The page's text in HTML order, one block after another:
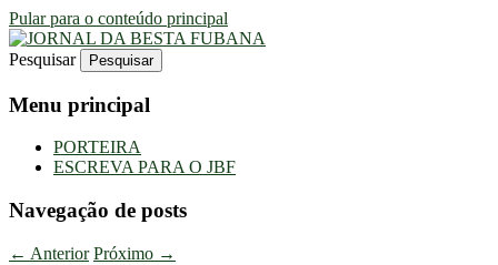
Pular para o conteúdo principal
JORNAL DA BESTA FUBANA
Uma Gazeta Escrota
Pesquisar
Menu principal
PORTEIRA
ESCREVA PARA O JBF
Navegação de posts
← Anterior Próximo →